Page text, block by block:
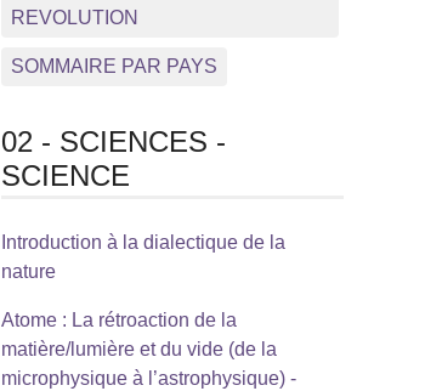
REVOLUTION
SOMMAIRE PAR PAYS
02 - SCIENCES -
SCIENCE
Introduction à la dialectique de la
nature
Atome : La rétroaction de la
matière/lumière et du vide (de la
microphysique à l’astrophysique) -